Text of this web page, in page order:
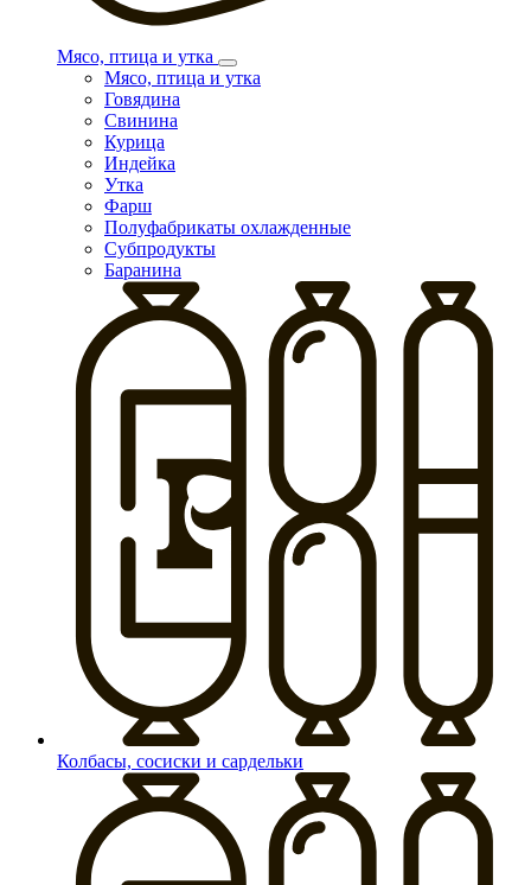
Мясо, птица и утка
Мясо, птица и утка
Говядина
Свинина
Курица
Индейка
Утка
Фарш
Полуфабрикаты охлажденные
Субпродукты
Баранина
Колбасы, сосиски и сардельки